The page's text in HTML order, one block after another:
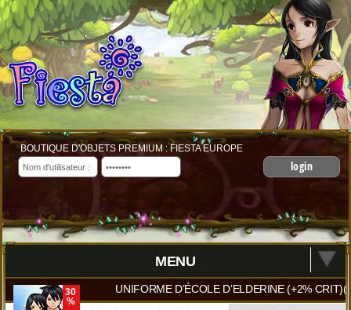
BOUTIQUE D'OBJETS PREMIUM : FIESTA EUROPE
login
MENU
UNIFORME D’ÉCOLE D’ELDERINE (+2%
30
%